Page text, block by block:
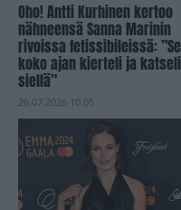
Oho! Antti Kurhinen kertoo
nähneensä Sanna Marinin
rivoissa fetissibileissä: ”Se
koko ajan kierteli ja katseli
siellä”
26.07.2026 10.05